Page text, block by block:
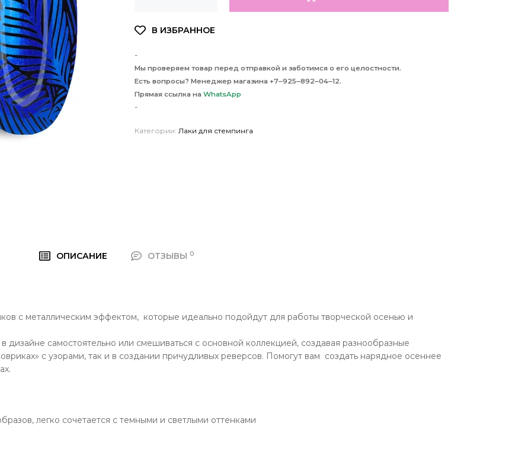
-
Мы проверяем товар перед отправкой и заботимся о его целостности.
Есть вопросы? Менеджер магазина +7‒925‒892‒04‒12.
Прямая ссылка на WhatsApp
-
Категории: Лаки для стемпинга
ОПИСАНИЕ ОТЗЫВЫ 0
с металлическим эффектом, которые идеально подойдут для работы творческой осенью и
дизайне самостоятельно или смешиваться с основной коллекцией, создавая разнообразные
с узорами, так и в создании причудливых реверсов. Помогут вам создать нарядное осеннее
легко сочетается с темными и светлыми оттенками